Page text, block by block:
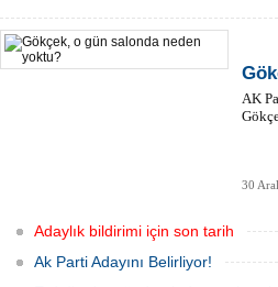
AK
30
Adaylık bildirimi için son tarih
Ak Parti Adayını Belirliyor!